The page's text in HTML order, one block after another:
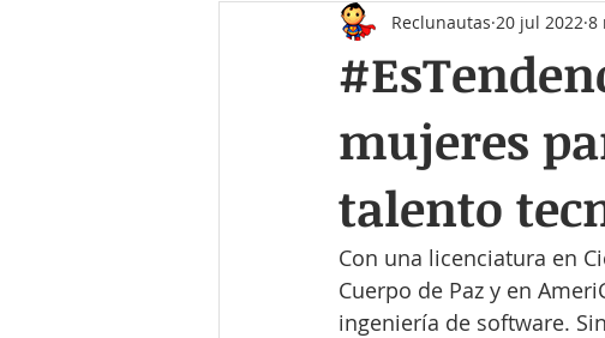
mujeres
talento
Reclunautas 20 jul 2022 8
Con una licenciatura en
Cuerpo de Paz y en
ingeniería de software.